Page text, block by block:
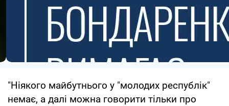
"Ніякого майбутнього у "молодих республік"
немає, а далі можна говорити тільки про